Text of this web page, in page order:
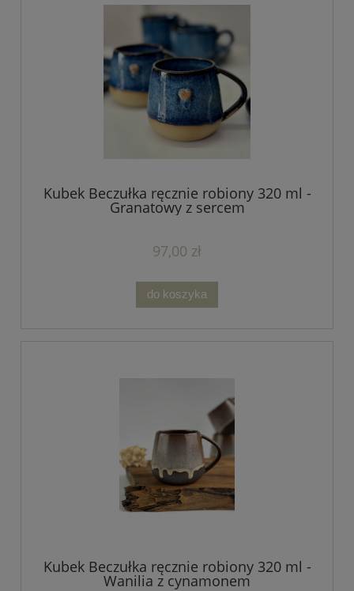
Kubek Beczułka ręcznie robiony 320 ml -
Granatowy z sercem
97,00 zł
do koszyka
Kubek Beczułka ręcznie robiony 320 ml -
Wanilia z cynamonem